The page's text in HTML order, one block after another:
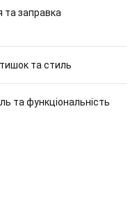
та заправка
та стиль
та функціональність